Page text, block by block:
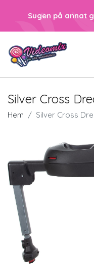
Sugen på annat
Silver Cross
Hem Silver Cross